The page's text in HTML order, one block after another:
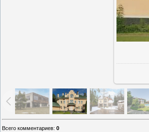
Всего комментариев: 0